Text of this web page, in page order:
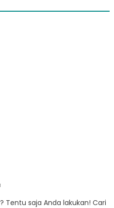
Tentu saja Anda lakukan! Cari